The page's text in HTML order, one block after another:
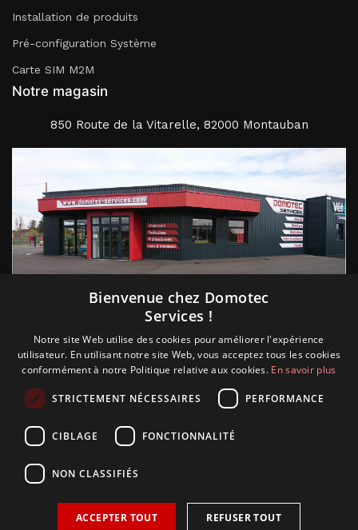
Installation de produits
Pré-configuration Système
Carte SIM M2M
Notre magasin
850 Route de la Vitarelle, 82000 Montauban
Suivez nous
Bienvenue chez Domotec
Services !
Notre site Web utilise des cookies pour améliorer l'expérience
utilisateur. En utilisant notre site Web, vous acceptez tous les cookies
conformément à notre Politique relative aux cookies. En savoir plus
STRICTEMENT NÉCESSAIRES PERFORMANCE
CIBLAGE FONCTIONNALITÉ
NON CLASSIFIÉS
ACCEPTER TOUT REFUSER TOUT